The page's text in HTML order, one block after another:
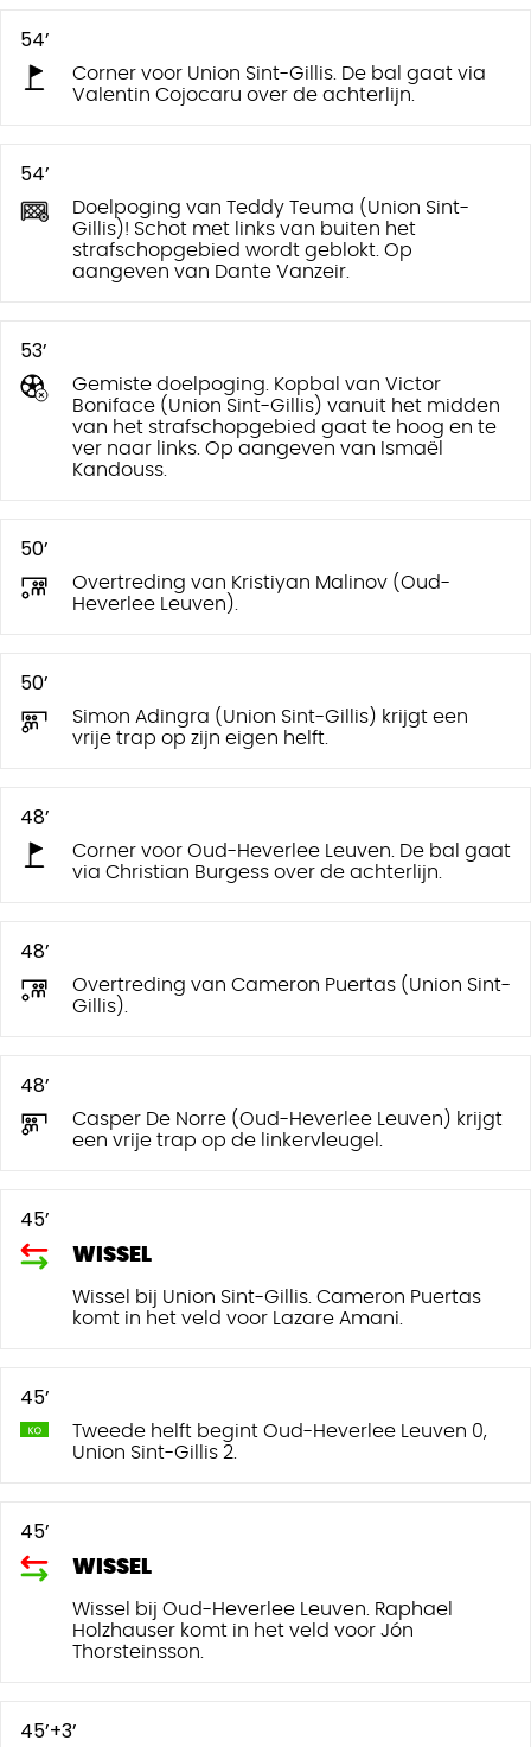
54’
Corner voor Union Sint-Gillis. De bal gaat via
Valentin Cojocaru over de achterlijn.
54’
Doelpoging van Teddy Teuma (Union Sint-
Gillis)! Schot met links van buiten het
strafschopgebied wordt geblokt. Op
aangeven van Dante Vanzeir.
53’
Gemiste doelpoging. Kopbal van Victor
Boniface (Union Sint-Gillis) vanuit het midden
van het strafschopgebied gaat te hoog en te
ver naar links. Op aangeven van Ismaël
Kandouss.
50’
Overtreding van Kristiyan Malinov (Oud-
Heverlee Leuven).
50’
Simon Adingra (Union Sint-Gillis) krijgt een
vrije trap op zijn eigen helft.
48’
Corner voor Oud-Heverlee Leuven. De bal gaat
via Christian Burgess over de achterlijn.
48’
Overtreding van Cameron Puertas (Union Sint-
Gillis).
48’
Casper De Norre (Oud-Heverlee Leuven) krijgt
een vrije trap op de linkervleugel.
45’
WISSEL
Wissel bij Union Sint-Gillis. Cameron Puertas
komt in het veld voor Lazare Amani.
45’
Tweede helft begint Oud-Heverlee Leuven 0,
Union Sint-Gillis 2.
45’
WISSEL
Wissel bij Oud-Heverlee Leuven. Raphael
Holzhauser komt in het veld voor Jón
Thorsteinsson.
45’+3’